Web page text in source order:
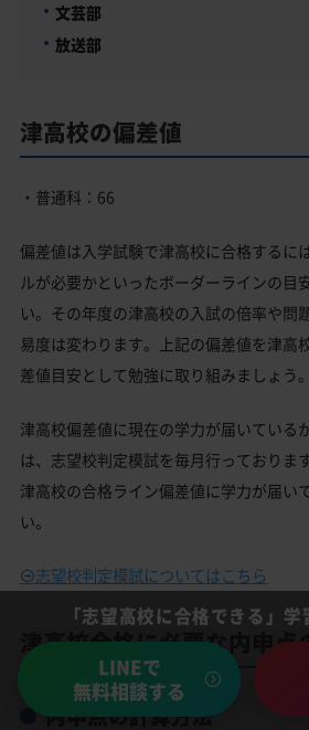
文芸部
放送部
津高校の偏差値
・普通科：66
偏差値は入学試験で津高校に合格するに
ルが必要かといったボーダーラインの目
い。その年度の津高校の入試の倍率や問
易度は変わります。上記の偏差値を津高
差値目安として勉強に取り組みましょう。
津高校偏差値に現在の学力が届いている
は、志望校判定模試を毎月行っておりま
津高校の合格ライン偏差値に学力が届い
い。
志望校判定模試についてはこちら
津高校合格に必要な内申点
内申点の計算方法
「志望高校に合格できる」
LINEで
無料相談する